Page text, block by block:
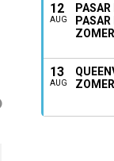
12
AUG
13
AUG